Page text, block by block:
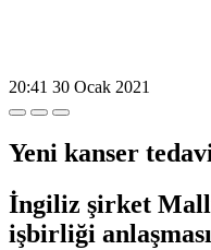
20:41 30 Ocak 2021
Yeni kanser
İngiliz şirket
işbirliği anlaşması